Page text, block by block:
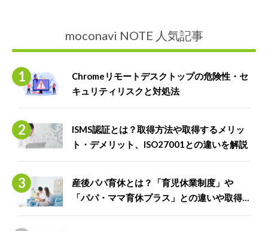
moconavi NOTE 人気記事
Chromeリモートデスクトップの危険性・セ
キュリティリスクと対処法
ISMS認証とは？取得方法や取得するメリッ
ト・デメリット、ISO27001との違いを解説
産後パパ育休とは？「育児休業制度」や
「パパ・ママ育休プラス」との違いや取得